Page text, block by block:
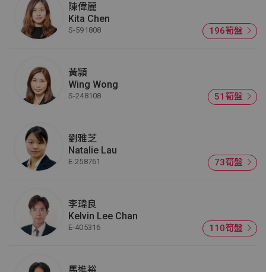
陳偉麗
Kita Chen
S-591808 196筍盤
黃頴
Wing Wong
S-248108 51筍盤
劉雅芝
Natalie Lau
E-258761 73筍盤
李瑋良
Kelvin Lee Chan
E-405316 110筍盤